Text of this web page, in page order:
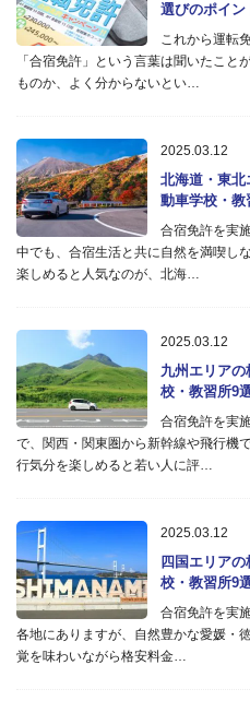
選びのポイン
これから運転
「合宿免許」という言葉は聞いたこと
ものか、よく分からないとい…
北海道・東北
動車学校・教
合宿免許を実
中でも、合宿生活と共に自然を満喫し
楽しめると人気なのが、北海…
2025.03.12
九州エリア
校・教習所9
合宿免許を実
で、関西・関東圏から新幹線や飛行機
行気分を楽しめると若い人に評…
2025.03.12
四国エリア
校・教習所9
合宿免許を実
各地にありますが、自然豊かな愛媛・
覚を味わいながら格安料金…
2025.03.12